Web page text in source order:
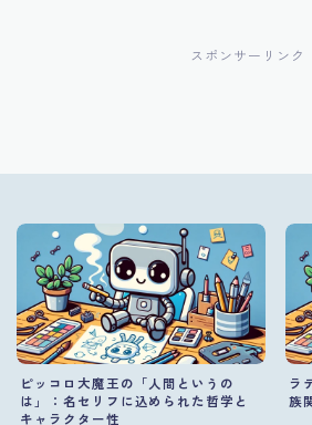
スポンサーリンク
ピッコロ大魔王の「人間というの
は」：名セリフに込められた哲学と
キャラクター性
ラ
族